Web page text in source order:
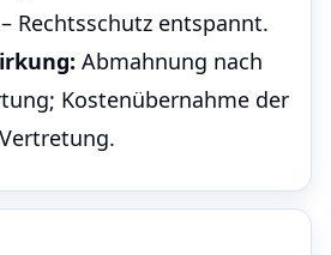
Rechtsschutz entspannt.
Abmahnung nach
Kostenübernahme der